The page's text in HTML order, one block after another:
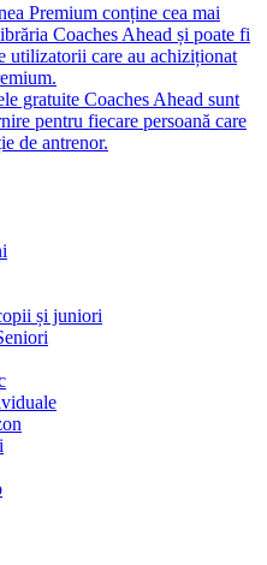
Premium conține cea mai
Coaches Ahead și poate fi
utilizatorii care au achiziționat
gratuite Coaches Ahead sunt
pentru fiecare persoană care
de antrenor.
și juniori